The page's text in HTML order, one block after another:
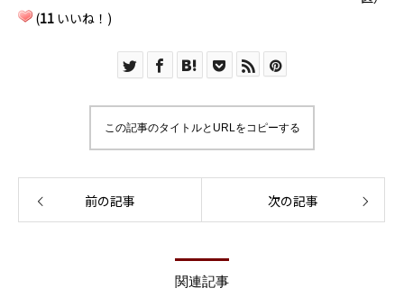
(11 いいね！)
この記事のタイトルとURLをコピーする
前の記事 次の記事
関連記事